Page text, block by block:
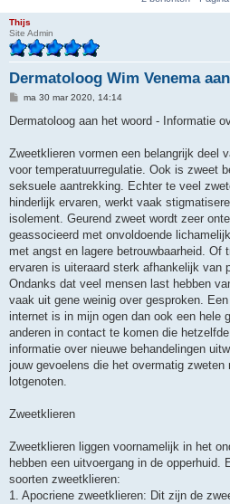
Thijs
Site Admin
Dermatoloog Wim Venema
B
r
h
ma 30 mar 2020, 14:14
Dermatoloog aan het woord - Informatie
Zweetklieren vormen een belangrijk deel
voor temperatuurregulatie. Ook is zweet
seksuele aantrekking. Echter te veel
hinderlijk ervaren, werkt vaak
isolement. Geurend zweet wordt zeer
geassocieerd met onvoldoende
met angst en lagere betrouwbaarheid. Of
ervaren is uiteraard sterk afhankelijk van
Ondanks dat veel mensen last hebben
vaak uit gene weinig over gesproken.
internet is in mijn ogen dan ook een hele
anderen in contact te komen die
informatie over nieuwe behandelingen
jouw gevoelens die het overmatig
lotgenoten.
Zweetklieren
Zweetklieren liggen voornamelijk in het
hebben een uitvoergang in de opperhuid.
soorten zweetklieren:
1. Apocriene zweetklieren: Dit zijn de